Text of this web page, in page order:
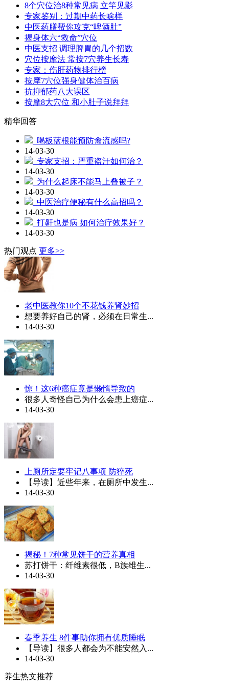
8个穴位治8种常见病 立竿见影
专家鉴别：过期中药长啥样
中医药膳帮你攻克“啤酒肚”
揭身体六“救命”穴位
中医支招 调理脾胃的几个招数
穴位按摩法 常按7穴养生长寿
专家：伤肝药物排行榜
按摩7穴位强身健体治百病
抗抑郁药八大误区
按摩8大穴位 和小肚子说拜拜
精华回答
喝板蓝根能预防禽流感吗?
14-03-30
专家支招：严重盗汗如何治？
14-03-30
为什么起床不能马上叠被子？
14-03-30
中医治疗便秘有什么高招吗？
14-03-30
打鼾也是病 如何治疗效果好？
14-03-30
热门观点 更多>>
老中医教你10个不花钱养肾妙招
想要养好自己的肾，必须在日常生...
14-03-30
惊！这6种癌症竟是懒惰导致的
很多人奇怪自己为什么会患上癌症...
14-03-30
上厕所定要牢记八事项 防猝死
【导读】近些年来，在厕所中发生...
14-03-30
揭秘！7种常见饼干的营养真相
苏打饼干：纤维素很低，B族维生...
14-03-30
春季养生 8件事助你拥有优质睡眠
【导读】很多人都会为不能安然入...
14-03-30
养生热文推荐